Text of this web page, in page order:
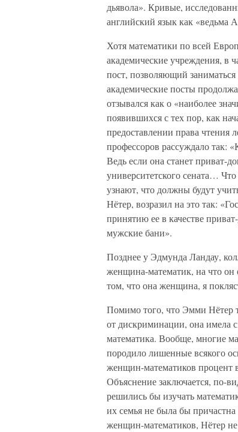
дьявола». Кривые,
английский язык как «ведьма
Хотя математики по всей
академические учреждения, в
пост, позволяющий
академические посты
отзывался как о «наиболее
появившихся с тех пор, как
предоставлении права чтения
профессоров рассуждало так:
Ведь если она станет приват-
университетского сената…
узнают, что должны будут
Нётер, возразил на это так:
принятию ее в качестве
мужские бани».
Позднее у Эдмунда Ландау,
женщина-математик, на что он
том, что она женщина, я
Помимо того, что Эмми Нётер
от дискриминации, она имела
математика. Вообще, многие
породило лишенные всякого
женщин-математиков процент
Объяснение заключается, по-
решились бы изучать
их семья не была бы
женщин-математиков, Нётер